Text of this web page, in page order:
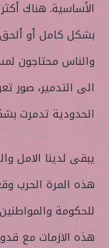
الأساسية. هناك
والناس محتاجون
الى التدمير، صور
الحدودية تدمرت
يبقى لدينا الامل
هذه المرة الحرب
للحكومة
هذه الازمات مع